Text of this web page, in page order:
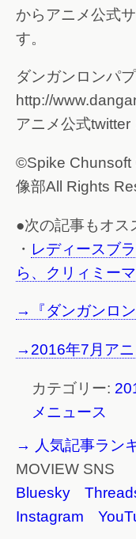
からアニメ公式
す。
ダンガンロンパ
http://
アニメ公式
©Spike Chunsoft
像部All Rights
●次の記事も
・ レディースブ
ら、クリィミー
→『ダンガンロ
→2016年7月ア
カテゴリー:
メニュース
→ 人気記事ラン
MOVIEW SNS
Bluesky
Instagram